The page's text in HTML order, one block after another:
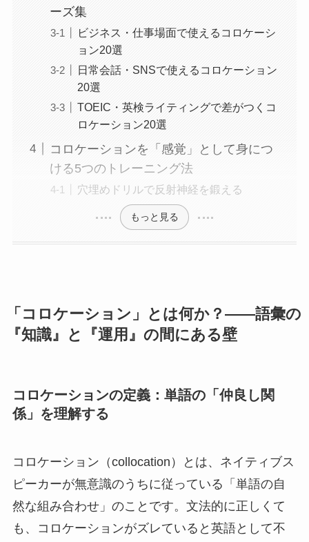
ーズ集
ビジネス・仕事場面で使えるコロケーシ
ョン20選
日常会話・SNSで使えるコロケーション
20選
TOEIC・英検ライティングで差がつくコ
ロケーション20選
コロケーションを「感覚」として身につ
ける5つのトレーニング法
穴埋めドリルで反射神経を鍛える
もっと見る
「コロケーション」とは何か？――語彙の
『知識』と『運用』の間にある壁
コロケーションの定義：単語の「仲良し関
係」を理解する
コロケーション（collocation）とは、ネイティブス
ピーカーが無意識のうちに従っている「単語の自
然な組み合わせ」のことです。文法的に正しくて
も、コロケーションがズレていると英語として不